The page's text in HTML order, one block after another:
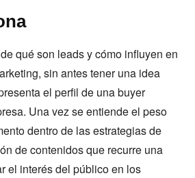
qué son leads y cómo influyen en
sin antes tener una idea
el perfil de una buyer
Una vez se entiende el peso
dentro de las estrategias de
de contenidos que recurre una
el interés del público en los